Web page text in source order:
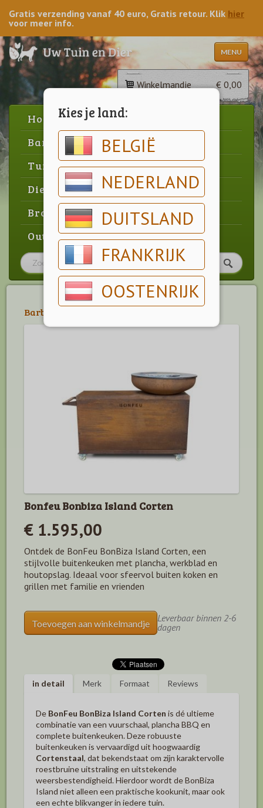
Kies je land:
BELGIË
NEDERLAND
DUITSLAND
FRANKRIJK
OOSTENRIJK
Gratis verzending vanaf 40 euro, Gratis retour. Klik hier
voor meer info.
MENU
Winkelmandje € 0,00
Home
Barbecue
Tuin
Dier
Brood & gebak
Outlet
Barbecue
Bonfeu Bonbiza Island Corten
€ 1.595,00
Ontdek de BonFeu BonBiza Island Corten, een
stijlvolle buitenkeuken met plancha, werkblad en
houtopslag. Ideaal voor sfeervol buiten koken en
grillen met familie en vrienden
Toevoegen aan winkelmandje
Leverbaar binnen 2-6
dagen
in detail Merk Formaat Reviews
De BonFeu BonBiza Island Corten is dé ultieme
combinatie van een vuurschaal, plancha BBQ en
complete buitenkeuken. Deze robuuste
buitenkeuken is vervaardigd uit hoogwaardig
Cortenstaal, dat bekendstaat om zijn karaktervolle
roestbruine uitstraling en uitstekende
weersbestendigheid. Hierdoor wordt de BonBiza
Island niet alleen een praktische kookunit, maar ook
een echte blikvanger in iedere tuin.